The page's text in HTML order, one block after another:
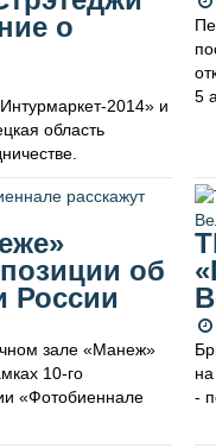
о
2014» и
область
5
об
России
зале «Манеж»
10-го
«Фотобиеннале
-